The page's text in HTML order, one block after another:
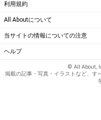
利用規約
All Aboutについて
当サイトの情報についての注意
ヘルプ
© All About,
掲載の記事・写真・イラストなど、す